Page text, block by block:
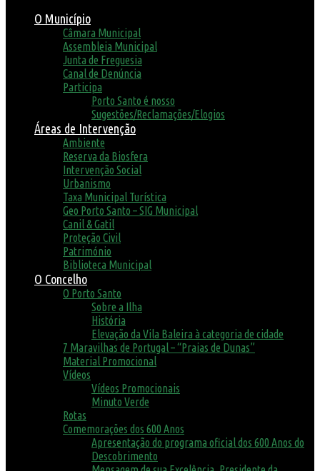
O Município
Câmara Municipal
Assembleia Municipal
Junta de Freguesia
Canal de Denúncia
Participa
Porto Santo é nosso
Sugestões/Reclamações/Elogios
Áreas de Intervenção
Ambiente
Reserva da Biosfera
Intervenção Social
Urbanismo
Taxa Municipal Turística
Geo Porto Santo – SIG Municipal
Canil & Gatil
Proteção Civil
Património
Biblioteca Municipal
O Concelho
O Porto Santo
Sobre a Ilha
História
Elevação da Vila Baleira à categoria de cidade
7 Maravilhas de Portugal – “Praias de Dunas”
Material Promocional
Vídeos
Vídeos Promocionais
Minuto Verde
Rotas
Comemorações dos 600 Anos
Apresentação do programa oficial dos 600 Anos do
Descobrimento